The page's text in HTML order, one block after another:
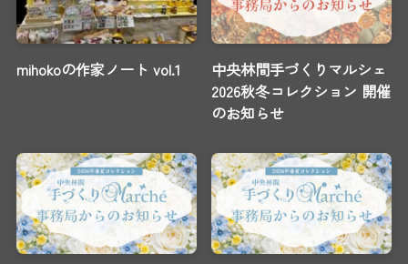
mihokoの作家ノート vol.1
中央林間手づくりマルシェ
2026秋冬コレクション 開催
のお知らせ